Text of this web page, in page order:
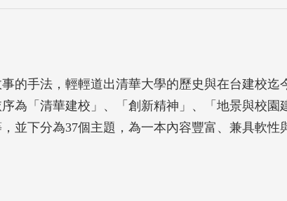
事的手法，輕輕道出清華大學的歷史與在台建校迄
為「清華建校」、「創新精神」、「地景與校園
並下分為37個主題，為一本內容豐富、兼具軟性